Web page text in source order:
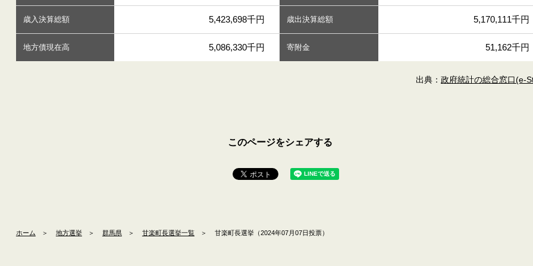
歳入決算総額 5,423,698千円 歳出決算総額 5,170,111千円
地方債現在高 5,086,330千円 寄附金 51,162千円
出典：政府統計の総合窓口(e-
このページをシェアする
ホーム ＞ 地方選挙 ＞ 群馬県 ＞ 甘楽町長選挙一覧 ＞ 甘楽町長選挙（2024年07月07日投票）